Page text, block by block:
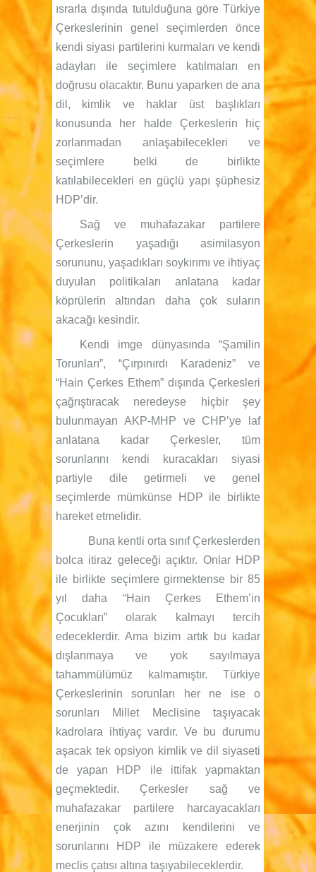
ısrarla dışında tutulduğuna göre Türkiye
Çerkeslerinin genel seçimlerden önce
kendi siyasi partilerini kurmaları ve kendi
adayları ile seçimlere katılmaları en
doğrusu olacaktır. Bunu yaparken de ana
dil, kimlik ve haklar üst başlıkları
konusunda her halde Çerkeslerin hiç
zorlanmadan anlaşabilecekleri ve
seçimlere belki de birlikte
katılabilecekleri en güçlü yapı şüphesiz
HDP’dir.
Sağ ve muhafazakar partilere
Çerkeslerin yaşadığı asimilasyon
sorununu, yaşadıkları soykırımı ve ihtiyaç
duyulan politikaları anlatana kadar
köprülerin altından daha çok suların
akacağı kesindir.
Kendi imge dünyasında “Şamilin
Torunları”, “Çırpınırdı Karadeniz” ve
“Hain Çerkes Ethem” dışında Çerkesleri
çağrıştıracak neredeyse hiçbir şey
bulunmayan AKP-MHP ve CHP’ye laf
anlatana kadar Çerkesler, tüm
sorunlarını kendi kuracakları siyasi
partiyle dile getirmeli ve genel
seçimlerde mümkünse HDP ile birlikte
hareket etmelidir.
Buna kentli orta sınıf Çerkeslerden
bolca itiraz geleceği açıktır. Onlar HDP
ile birlikte seçimlere girmektense bir 85
yıl daha “Hain Çerkes Ethem’in
Çocukları” olarak kalmayı tercih
edeceklerdir. Ama bizim artık bu kadar
dışlanmaya ve yok sayılmaya
tahammülümüz kalmamıştır. Türkiye
Çerkeslerinin sorunları her ne ise o
sorunları Millet Meclisine taşıyacak
kadrolara ihtiyaç vardır. Ve bu durumu
aşacak tek opsiyon kimlik ve dil siyaseti
de yapan HDP ile ittifak yapmaktan
geçmektedir. Çerkesler sağ ve
muhafazakar partilere harcayacakları
enerjinin çok azını kendilerini ve
sorunlarını HDP ile müzakere ederek
meclis çatısı altına taşıyabileceklerdir.